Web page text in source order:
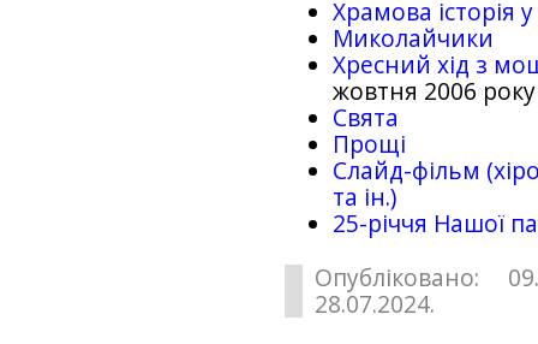
Храмова історія
Миколайчики
Хресний хід з
жовтня 2006 року
Свята
Прощі
Слайд-фільм
та ін.)
25-рiччя Нашої
Опубліковано:
28.07.2024.